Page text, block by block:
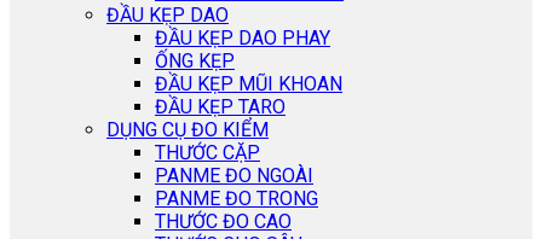
ĐẦU KẸP DAO
ĐẦU KẸP DAO PHAY
ỐNG KẸP
ĐẦU KẸP MŨI KHOAN
ĐẦU KẸP TARO
DỤNG CỤ ĐO KIỂM
THƯỚC CẶP
PANME ĐO NGOÀI
PANME ĐO TRONG
THƯỚC ĐO CAO